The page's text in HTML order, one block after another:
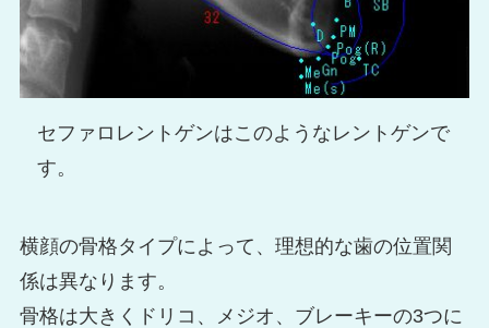
セファロレントゲンはこのようなレントゲンで
す。
横顔の骨格タイプによって、理想的な歯の位置関
係は異なります。
骨格は大きくドリコ、メジオ、ブレーキーの3つに